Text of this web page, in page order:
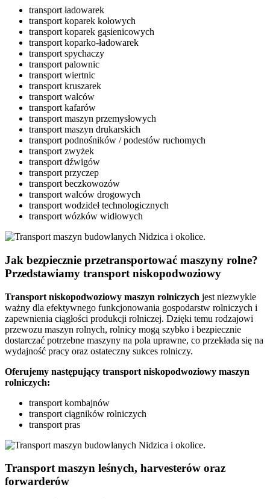
transport ładowarek
transport koparek kołowych
transport koparek gąsienicowych
transport koparko-ładowarek
transport spychaczy
transport palownic
transport wiertnic
transport kruszarek
transport walców
transport kafarów
transport maszyn przemysłowych
transport maszyn drukarskich
transport podnośników / podestów ruchomych
transport zwyżek
transport dźwigów
transport przyczep
transport beczkowozów
transport walców drogowych
transport wodzideł technologicznych
transport wózków widłowych
Jak bezpiecznie przetransportować maszyny rolne?
Przedstawiamy transport niskopodwoziowy
Transport niskopodwoziowy maszyn rolniczych jest niezwykle
ważny dla efektywnego funkcjonowania gospodarstw rolniczych i
zapewnienia ciągłości produkcji rolniczej. Dzięki temu rodzajowi
przewozu maszyn rolnych, rolnicy mogą szybko i bezpiecznie
dostarczać potrzebne maszyny na pola uprawne, co przekłada się na
wydajność pracy oraz ostateczny sukces rolniczy.
Oferujemy następujący transport niskopodwoziowy maszyn
rolniczych:
transport kombajnów
transport ciągników rolniczych
transport pras
Transport maszyn leśnych, harvesterów oraz
forwarderów